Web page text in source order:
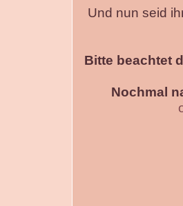
Und nun seid
Bitte beachtet
Nochmal